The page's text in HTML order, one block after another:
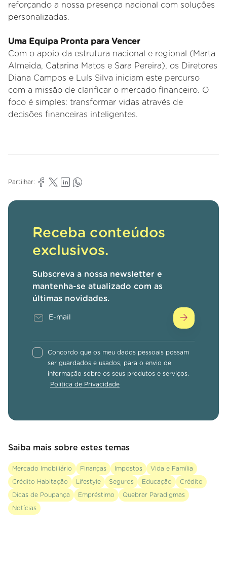
reforçando a nossa presença nacional com soluções
personalizadas.
Uma Equipa Pronta para Vencer
Com o apoio da estrutura nacional e regional (Marta
Almeida, Catarina Matos e Sara Pereira), os Diretores
Diana Campos e Luís Silva iniciam este percurso
com a missão de clarificar o mercado financeiro. O
foco é simples: transformar vidas através de
decisões financeiras inteligentes.
Partilhar:
Receba conteúdos
exclusivos.
Subscreva a nossa newsletter e
mantenha-se atualizado com as
últimas novidades.
Concordo que os meu dados pessoais possam
ser guardados e usados, para o envio de
informação sobre os seus produtos e serviços.
Política de Privacidade
Saiba mais sobre estes temas
Mercado Imobiliário Finanças Impostos Vida e Família
Crédito Habitação Lifestyle Seguros Educação Crédito
Dicas de Poupança Empréstimo Quebrar Paradigmas
Notícias